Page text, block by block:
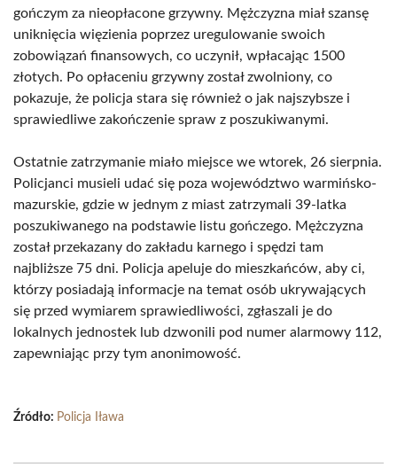
gończym za nieopłacone grzywny. Mężczyzna miał szansę
uniknięcia więzienia poprzez uregulowanie swoich
zobowiązań finansowych, co uczynił, wpłacając 1500
złotych. Po opłaceniu grzywny został zwolniony, co
pokazuje, że policja stara się również o jak najszybsze i
sprawiedliwe zakończenie spraw z poszukiwanymi.
Ostatnie zatrzymanie miało miejsce we wtorek, 26 sierpnia.
Policjanci musieli udać się poza województwo warmińsko-
mazurskie, gdzie w jednym z miast zatrzymali 39-latka
poszukiwanego na podstawie listu gończego. Mężczyzna
został przekazany do zakładu karnego i spędzi tam
najbliższe 75 dni. Policja apeluje do mieszkańców, aby ci,
którzy posiadają informacje na temat osób ukrywających
się przed wymiarem sprawiedliwości, zgłaszali je do
lokalnych jednostek lub dzwonili pod numer alarmowy 112,
zapewniając przy tym anonimowość.
Źródło: Policja Iława